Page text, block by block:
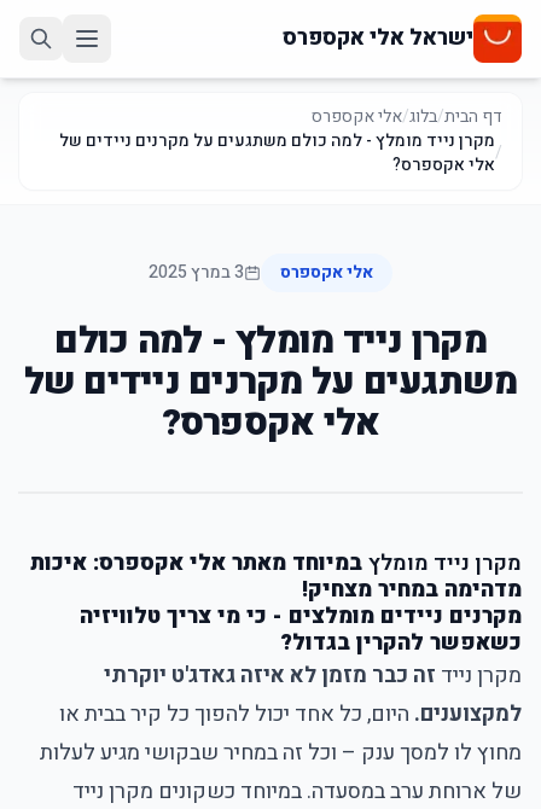
ישראל אלי אקספרס
דף הבית/בלוג/אלי אקספרס
/מקרן נייד מומלץ - למה כולם משתגעים על מקרנים ניידים של
אלי אקספרס?
אלי אקספרס 3 במרץ 2025
מקרן נייד מומלץ - למה כולם
משתגעים על מקרנים ניידים של
אלי אקספרס?
מקרן נייד מומלץבמיוחד מאתר אלי אקספרס: איכות
מדהימה במחיר מצחיק!
מקרנים ניידים מומלצים - כי מי צריך טלוויזיה
כשאפשר להקרין בגדול?
מקרן נייד זה כבר מזמן לא איזה גאדג'ט יוקרתי
למקצוענים. היום, כל אחד יכול להפוך כל קיר בבית או
מחוץ לו למסך ענק – וכל זה במחיר שבקושי מגיע לעלות
של ארוחת ערב במסעדה. במיוחד כשקונים מקרן נייד